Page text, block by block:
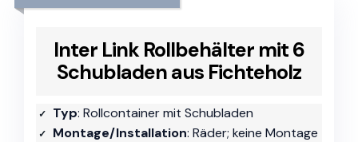
Inter Link Rollbehälter mit 6
Schubladen aus Fichteholz
Typ: Rollcontainer mit Schubladen
Montage/Installation: Räder; keine Montage